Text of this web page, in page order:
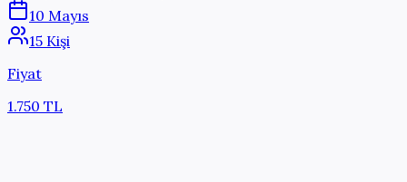
10 Mayıs
15 Kişi
Fiyat
1.750 TL